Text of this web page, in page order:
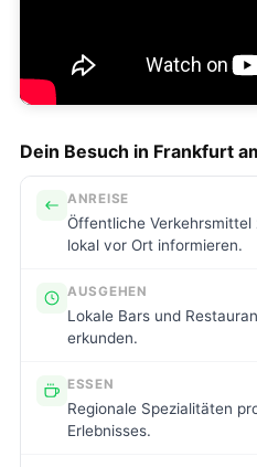
Dein Besuch in Frankfurt
ANREISE
Öffentliche
lokal vor Ort informieren.
AUSGEHEN
Lokale Bars und
erkunden.
ESSEN
Regionale Spezialitäten
Erlebnisses.